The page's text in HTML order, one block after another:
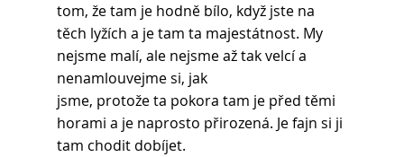
tom, že tam je hodně bílo, když jste na
těch lyžích a je tam ta majestátnost. My
nejsme malí, ale nejsme až tak velcí a
nenamlouvejme si, jak
jsme, protože ta pokora tam je před těmi
horami a je naprosto přirozená. Je fajn si ji
tam chodit dobíjet.